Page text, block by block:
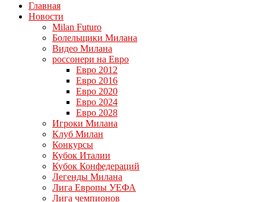
Главная
Новости
Milan Futuro
Болельщики Милана
Видео Милана
россонери на Евро
Евро 2012
Евро 2016
Евро 2020
Евро 2024
Евро 2028
Игроки Милана
Клуб Милан
Конкурсы
Кубок Италии
Кубок Конфедераций
Легенды Милана
Лига Европы УЕФА
Лига чемпионов